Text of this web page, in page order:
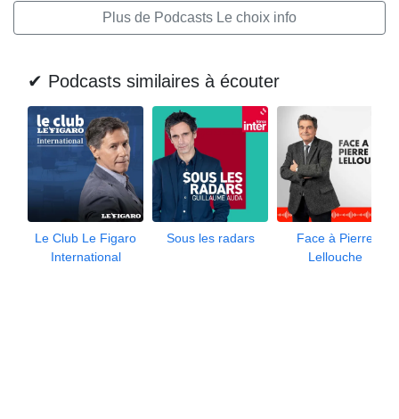
Plus de Podcasts Le choix info
✔ Podcasts similaires à écouter
Le Club Le Figaro
International
Sous les radars
Face à Pierre
Lellouche